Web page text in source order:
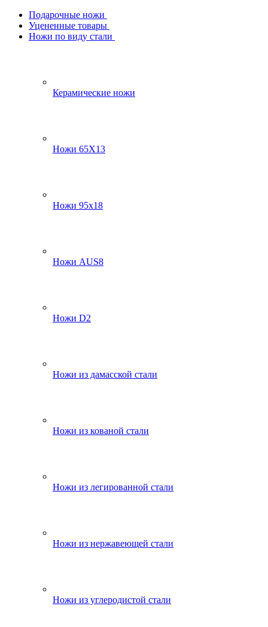
Подарочные ножи
Уцененные товары
Ножи по виду стали
Керамические ножи
Ножи 65Х13
Ножи 95х18
Ножи AUS8
Ножи D2
Ножи из дамасской стали
Ножи из кованой стали
Ножи из легированной стали
Ножи из нержавеющей стали
Ножи из углеродистой стали